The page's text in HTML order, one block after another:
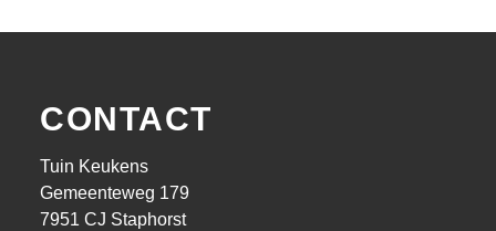
CONTACT
Tuin Keukens
Gemeenteweg 179
7951 CJ Staphorst